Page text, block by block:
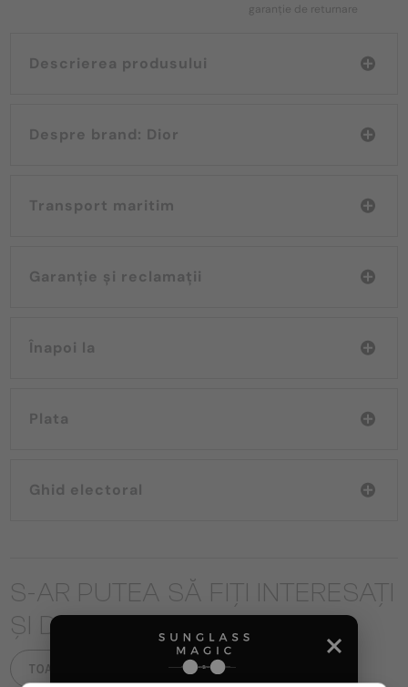
garanție de returnare
Descrierea produsului
Despre brand: Dior
Transport maritim
Garanție și reclamații
Înapoi la
Plata
Ghid electoral
S-AR PUTEA SĂ FIȚI INTERESAȚI
ȘI DE
TOATE PRODUSELE